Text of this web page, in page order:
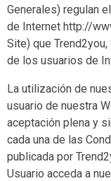
Generales) regulan
de Internet http://
Site) que
de los usuarios de
La utilización de
usuario de nuestra
aceptación plena y
cada una de las
publicada por
Usuario acceda a